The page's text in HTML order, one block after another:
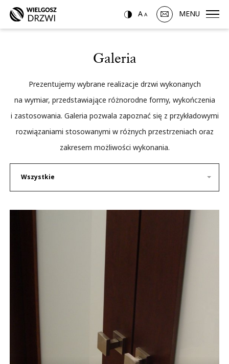
A A MENU
Galeria
Prezentujemy wybrane realizacje drzwi wykonanych
na wymiar, przedstawiające różnorodne formy, wykończenia
i zastosowania. Galeria pozwala zapoznać się z przykładowymi
rozwiązaniami stosowanymi w różnych przestrzeniach oraz
zakresem możliwości wykonania.
Wszystkie